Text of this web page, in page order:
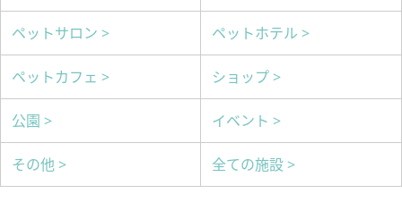
ペットサロン > ペットホテル >
ペットカフェ > ショップ >
公園 > イベント >
その他 > 全ての施設 >